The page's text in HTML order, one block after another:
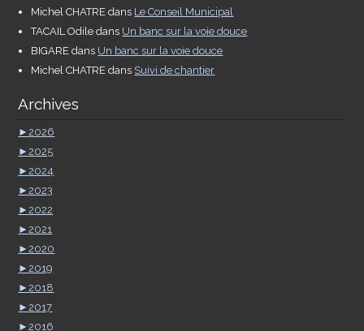
Michel CHATRE dans Le Conseil Municipal
TACAIL Odile dans Un banc sur la voie douce
BIGARE dans Un banc sur la voie douce
Michel CHATRE dans Suivi de chantier
Archives
►2026
►2025
►2024
►2023
►2022
►2021
►2020
►2019
►2018
►2017
►2016